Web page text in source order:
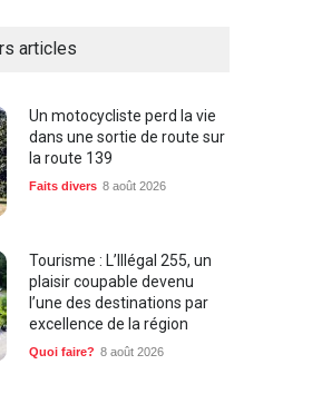
articles
Un motocycliste perd la vie
dans une sortie de route sur
la route 139
Faits divers 8 août 2026
Tourisme : L’Illégal 255, un
plaisir coupable devenu
l’une des destinations par
excellence de la région
Quoi faire? 8 août 2026